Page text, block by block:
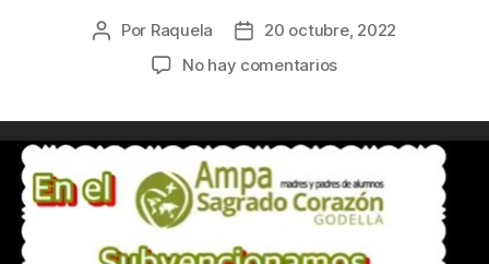
Autor
Por Raquela
Fecha20 octubre, 2022
No hay comentariosen
AMPA